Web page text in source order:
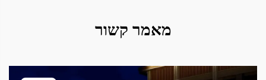
מאמר קשור